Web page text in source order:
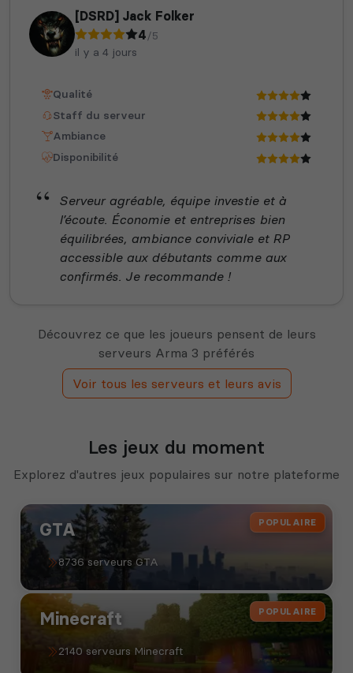
[DSRD] Jack Folker
4/5
il y a 4 jours
Qualité
Staff du serveur
Ambiance
Disponibilité
Serveur agréable, équipe investie et à
l’écoute. Économie et entreprises bien
équilibrées, ambiance conviviale et RP
accessible aux débutants comme aux
confirmés. Je recommande !
Découvrez ce que les joueurs pensent de leurs
serveurs Arma 3 préférés
Voir tous les serveurs et leurs avis
Les jeux du moment
Explorez d'autres jeux populaires sur notre plateforme
POPULAIRE
GTA
8736 serveurs GTA
POPULAIRE
Minecraft
2140 serveurs Minecraft